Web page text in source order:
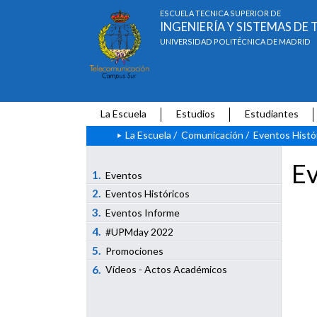
ESCUELA TÉCNICA SUPERIOR DE
INGENIERÍA Y SISTEMAS
UNIVERSIDAD POLITÉCNICA DE MADRID
La Escuela Estudios
Estudiantes
La Escuela / Comunicación / Eventos
1. Eventos
2. Eventos Históricos
3. Eventos Informe
4. #UPMday 2022
5. Promociones
6. Vídeos - Actos Académicos